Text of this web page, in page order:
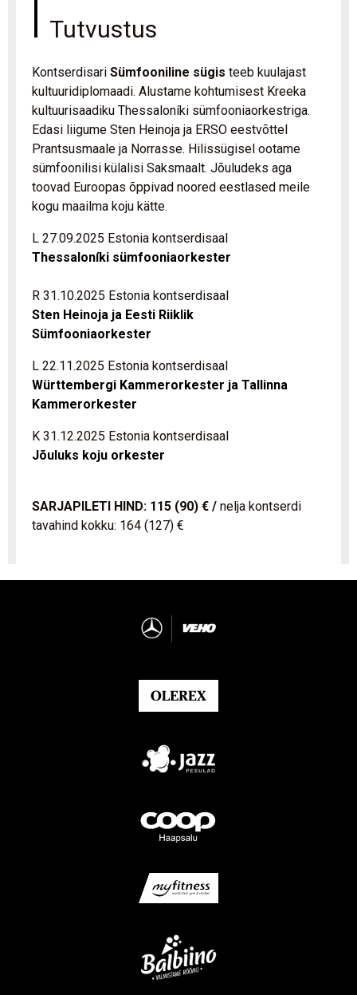
Tutvustus
Kontserdisari Sümfooniline sügis teeb kuulajast
kultuuridiplomaadi. Alustame kohtumisest Kreeka
kultuurisaadiku Thessaloníki sümfooniaorkestriga.
Edasi liigume Sten Heinoja ja ERSO eestvõttel
Prantsusmaale ja Norrasse. Hilissügisel ootame
sümfoonilisi külalisi Saksmaalt. Jõuludeks aga
toovad Euroopas õppivad noored eestlased meile
kogu maailma koju kätte.
L 27.09.2025 Estonia kontserdisaal
Thessaloníki sümfooniaorkester
R 31.10.2025 Estonia kontserdisaal
Sten Heinoja ja Eesti Riiklik
Sümfooniaorkester
L 22.11.2025 Estonia kontserdisaal
Württembergi Kammerorkester ja Tallinna
Kammerorkester
K 31.12.2025 Estonia kontserdisaal
Jõuluks koju orkester
SARJAPILETI HIND: 115 (90) € / nelja kontserdi
tavahind kokku: 164 (127) €